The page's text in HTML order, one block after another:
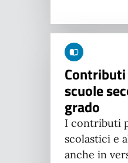
scuole
grado
I contributi
scolastici e
anche in